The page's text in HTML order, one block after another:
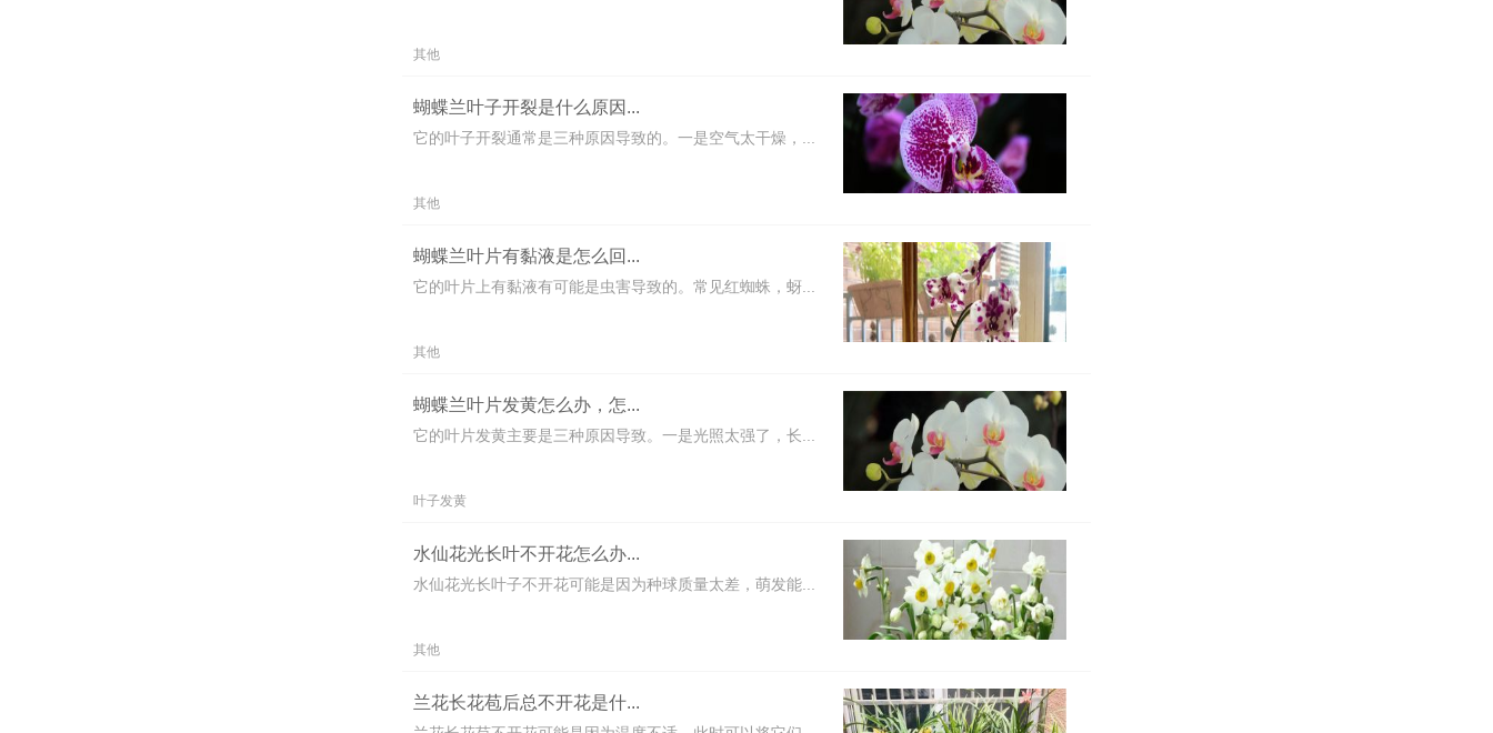
其他
蝴蝶兰叶子开裂是什么原因...
它的叶子开裂通常是三种原因导致的。一是空气太干燥，...
其他
蝴蝶兰叶片有黏液是怎么回...
它的叶片上有黏液有可能是虫害导致的。常见红蜘蛛，蚜...
其他
蝴蝶兰叶片发黄怎么办，怎...
它的叶片发黄主要是三种原因导致。一是光照太强了，长...
叶子发黄
水仙花光长叶不开花怎么办...
水仙花光长叶子不开花可能是因为种球质量太差，萌发能...
其他
兰花长花苞后总不开花是什...